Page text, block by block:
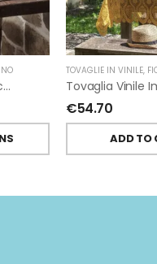
Porta Posate In Abaca 4 Scomparti
TOVAGLIE IN VINILE,
€54.70
ADD TO